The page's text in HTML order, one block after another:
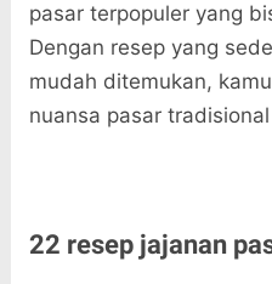
pasar terpopuler yang
Dengan resep yang
mudah ditemukan,
nuansa pasar
22 resep jajanan